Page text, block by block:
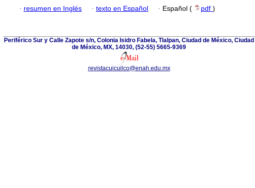
· resumen en Inglés · texto en Español · Español ( pdf )
Periférico Sur y Calle Zapote s/n, Colonia Isidro Fabela, Tlalpan, Ciudad de México, Ciudad
de México, MX, 14030, (52-55) 5665-9369
revistacuicuilco@enah.edu.mx